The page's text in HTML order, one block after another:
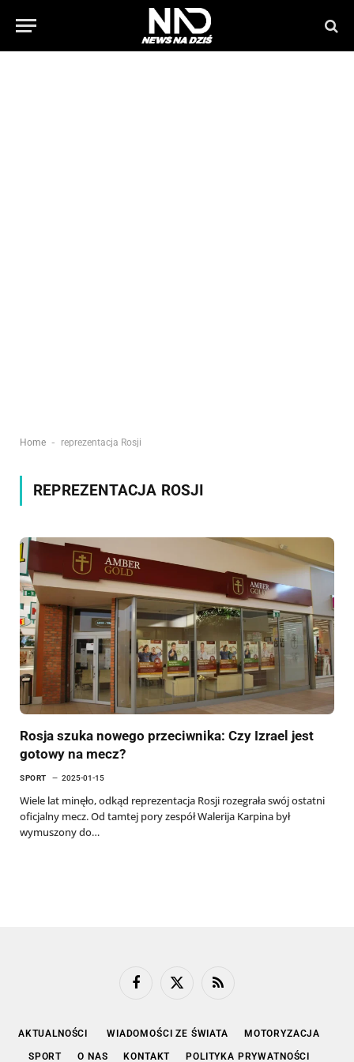
Home - reprezentacja Rosji
REPREZENTACJA ROSJI
Rosja szuka nowego przeciwnika: Czy Izrael jest
gotowy na mecz?
SPORT 2025-01-15
Wiele lat minęło, odkąd reprezentacja Rosji rozegrała swój ostatni
oficjalny mecz. Od tamtej pory zespół Walerija Karpina był
wymuszony do…
FacebookX
RSS
AKTUALNOŚCI WIADOMOŚCI ZE ŚWIATA MOTORYZACJA
SPORT O NAS KONTAKT POLITYKA PRYWATNOŚCI